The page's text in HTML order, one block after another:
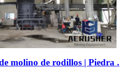
molino de rodillos | Piedra .